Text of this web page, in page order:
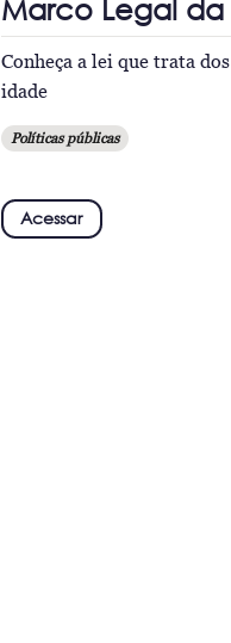
Marco Legal
Conheça a lei que trata
idade
Políticas públicas
Acessar